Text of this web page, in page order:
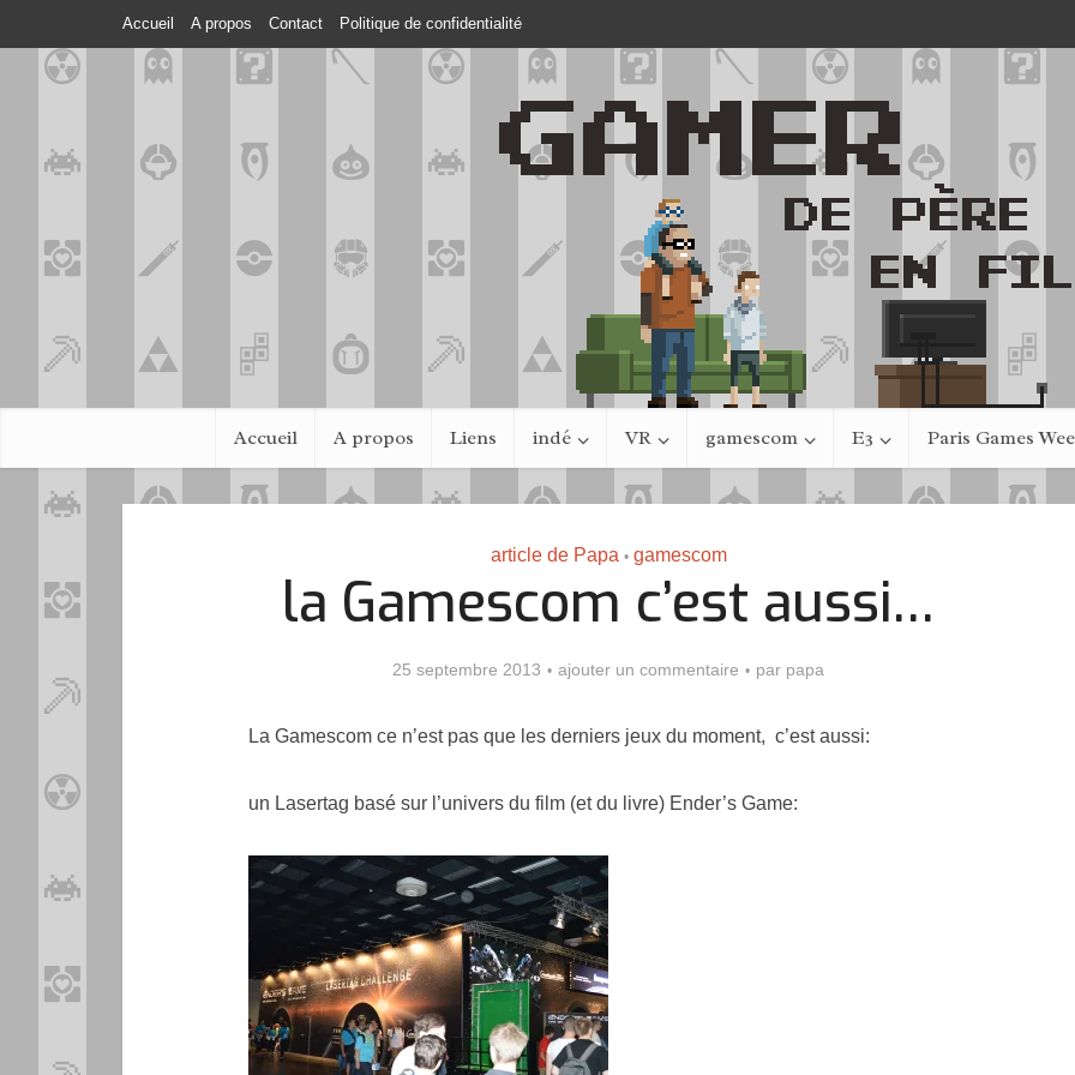
Accueil A propos Contact Politique de confidentialité
Accueil A propos Liens indé VR gamescom E3 Paris Games
article de Papa • gamescom
la Gamescom c’est aussi…
25 septembre 2013 ajouter un commentaire par papa
La Gamescom ce n’est pas que les derniers jeux du moment, c’est aussi:
un Lasertag basé sur l’univers du film (et du livre) Ender’s Game:
Looking for Fael